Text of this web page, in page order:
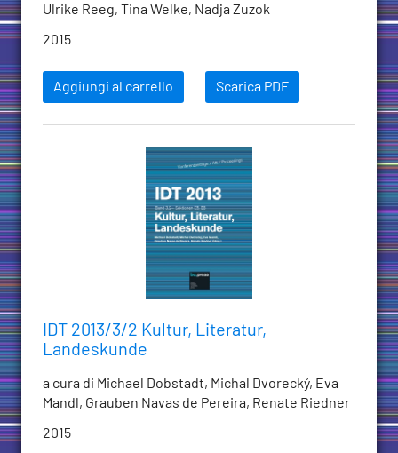
Ulrike Reeg, Tina Welke, Nadja Zuzok
2015
Aggiungi al carrello Scarica PDF
IDT 2013/3/2 Kultur, Literatur,
Landeskunde
a cura di Michael Dobstadt, Michal Dvorecký, Eva
Mandl, Grauben Navas de Pereira, Renate Riedner
2015